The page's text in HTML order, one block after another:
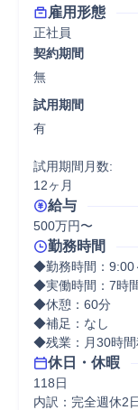
雇用形態
正社員
契約期間
無
試用期間
有
試用期間月数:
12ヶ月
給与
500万円〜
勤務時間
◆勤務時間：9:00
◆実働時間：7時
◆休憩：60分
◆補足：なし
休日・休暇
118日
内訳：完全週休2